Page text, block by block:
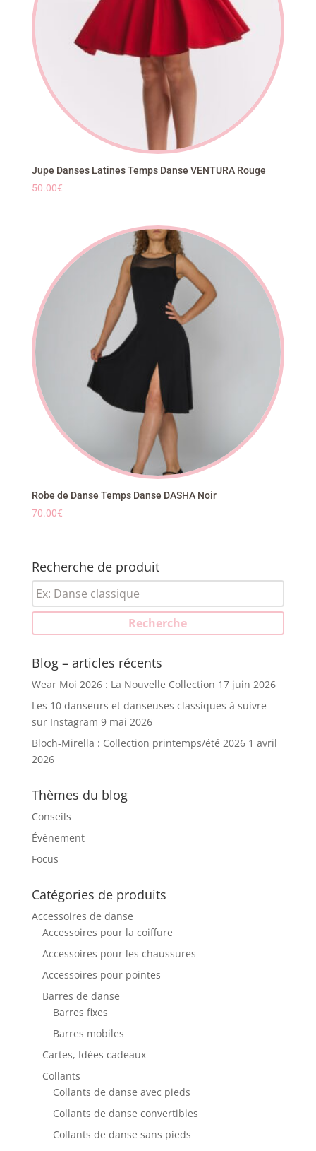
Jupe Danses Latines Temps Danse VENTURA Rouge
50.00€
Robe de Danse Temps Danse DASHA Noir
70.00€
Recherche de produit
Recherche
pour :
Recherche
Blog – articles récents
Wear Moi 2026 : La Nouvelle Collection 17 juin 2026
Les 10 danseurs et danseuses classiques à suivre
sur Instagram 9 mai 2026
Bloch-Mirella : Collection printemps/été 2026 1 avril
2026
Thèmes du blog
Conseils
Événement
Focus
Catégories de produits
Accessoires de danse
Accessoires pour la coiffure
Accessoires pour les chaussures
Accessoires pour pointes
Barres de danse
Barres fixes
Barres mobiles
Cartes, Idées cadeaux
Collants
Collants de danse avec pieds
Collants de danse convertibles
Collants de danse sans pieds